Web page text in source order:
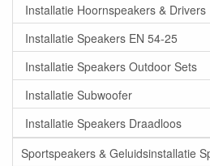
Installatie Hoornspeakers & Drivers
Installatie Speakers EN 54-25
Installatie Speakers Outdoor Sets
Installatie Subwoofer
Installatie Speakers Draadloos
Sportspeakers & Geluidsinstallatie